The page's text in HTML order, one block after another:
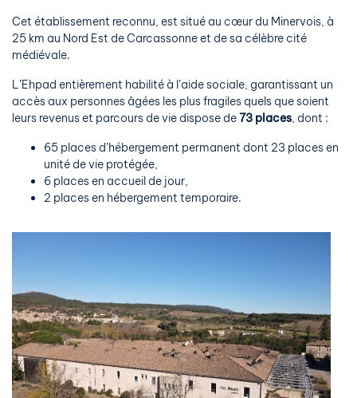
Cet établissement reconnu, est situé au cœur du Minervois, à
25 km au Nord Est de Carcassonne et de sa célèbre cité
médiévale.
L’Ehpad entièrement habilité à l’aide sociale, garantissant un
accès aux personnes âgées les plus fragiles quels que soient
leurs revenus et parcours de vie dispose de73 places , dont :
65 places d’hébergement permanent dont 23 places en
unité de vie protégée,
6 places en accueil de jour,
2 places en hébergement temporaire.